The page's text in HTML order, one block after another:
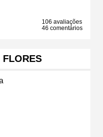
106 avaliações
46 comentários
FLORES